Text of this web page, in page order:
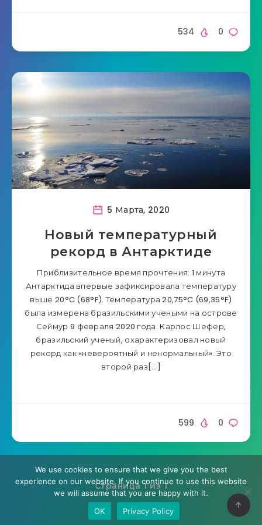
0
534
5 Марта, 2020
Новый температурный
рекорд в Антарктиде
Приблизительное время прочтения: 1 минута
Антарктида впервые зафиксировала температуру
выше 20°C (68°F). Температура 20,75°C (69,35°F)
была измерена бразильскими учеными на острове
Сеймур 9 февраля 2020 года. Карлос Шефер,
бразильский ученый, охарактеризовал новый
рекорд как «невероятный и ненормальный». Это
второй раз[…]
0
599
Страница 1 из 1
We use cookies to ensure that we give you the best
experience on our website. If you continue to use this website
we will assume that you are happy with it.
OK
Privacy Policy